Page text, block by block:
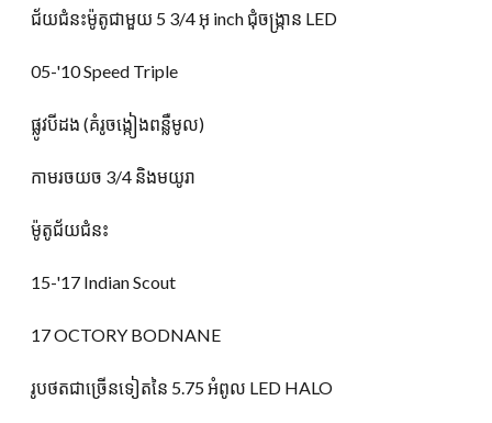
ជ័យជំនះម៉ូតូជាមួយ 5 3/4 អុ inch ជុំចង្ក្រាន LED
05-'10 Speed Triple
ផ្លូវបីដង (គំរូចង្កៀងពន្លឺមូល)
កាមរចយច 3/4 និងមយូរា
ម៉ូតូជ័យជំនះ
15-'17 Indian Scout
17 OCTORY BODNANE
រូបថតជាច្រើនទៀតនៃ 5.75 អំពូល LED HALO